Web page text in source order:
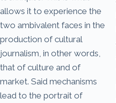
allows it to experience the
two ambivalent faces in the
production of cultural
journalism, in other words,
that of culture and of
market. Said mechanisms
lead to the portrait of